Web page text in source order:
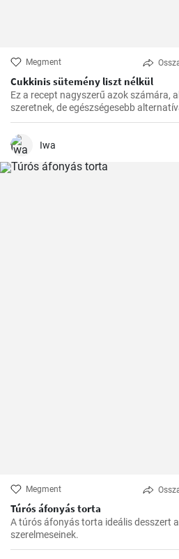
Megment
Cukkinis sütemény liszt nélkül
Ez a recept nagyszerű azok számára,
szeretnek, de egészségesebb
Iwa
Megment
Túrós áfonyás torta
A túrós áfonyás torta ideális desszert
szerelmeseinek.